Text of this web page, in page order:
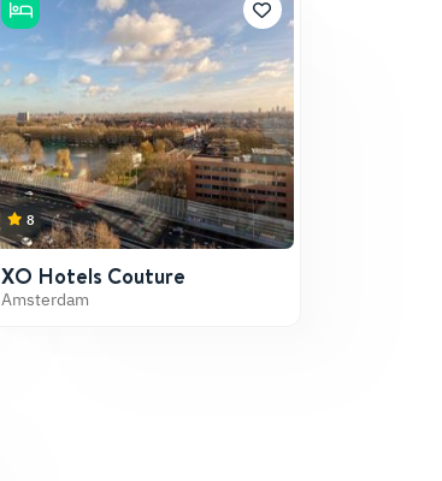
8
XO Hotels Couture
Amsterdam